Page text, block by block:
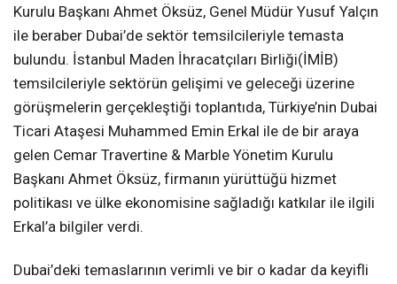
Kurulu Başkanı Ahmet Öksüz, Genel Müdür Yusuf Yalçın
ile beraber Dubai’de sektör temsilcileriyle temasta
bulundu. İstanbul Maden İhracatçıları Birliği(İMİB)
temsilcileriyle sektörün gelişimi ve geleceği üzerine
görüşmelerin gerçekleştiği toplantıda, Türkiye’nin Dubai
Ticari Ataşesi Muhammed Emin Erkal ile de bir araya
gelen Cemar Travertine & Marble Yönetim Kurulu
Başkanı Ahmet Öksüz, firmanın yürüttüğü hizmet
politikası ve ülke ekonomisine sağladığı katkılar ile ilgili
Erkal’a bilgiler verdi.
Dubai’deki temaslarının verimli ve bir o kadar da keyifli